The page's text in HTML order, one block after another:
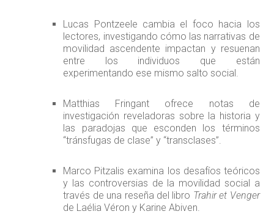
Lucas Pontzeele cambia el foco hacia los
lectores, investigando cómo las narrativas de
movilidad ascendente impactan y resuenan
entre los individuos que están
experimentando ese mismo salto social.
Matthias Fringant ofrece notas de
investigación reveladoras sobre la historia y
las paradojas que esconden los términos
“tránsfugas de clase” y “transclases”.
Marco Pitzalis examina los desafíos teóricos
y las controversias de la movilidad social a
través de una reseña del libro Trahir et Venger
de Laélia Véron y Karine Abiven.